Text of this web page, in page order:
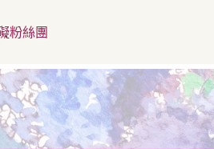
粉絲團